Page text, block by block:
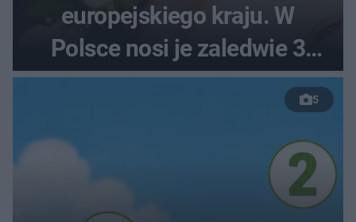
europejskiego kraju. W
Polsce nosi je zaledwie 3
kobiety
5